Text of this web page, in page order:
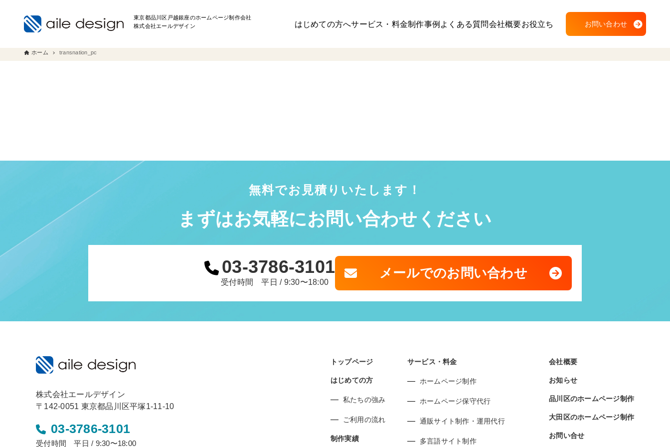
東京都品川区戸越銀座のホームページ制作会社
株式会社エールデザイン
はじめての方へサービス・料金制作事例よくある質問会社概要お役立ち お問い合わせ
ホーム transnation_pc
無料でお見積りいたします！
まずはお気軽にお問い合わせください
03-3786-3101
受付時間 平日 / 9:30〜18:00
メールでのお問い合わせ
株式会社エールデザイン
〒142-0051 東京都品川区平塚1-11-10
03-3786-3101
受付時間 平日 / 9:30〜18:00
トップページ
はじめての方
私たちの強み
ご利用の流れ
制作実績
サービス・料金
ホームページ制作
ホームページ保守代行
通販サイト制作・運用代行
多言語サイト制作
会社概要
お知らせ
品川区のホームページ制作
大田区のホームページ制作
お問い合せ